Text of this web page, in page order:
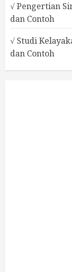
√ Pengertian
dan Contoh
√ Studi
dan Contoh